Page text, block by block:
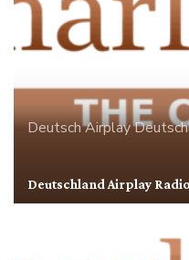
Deutsch Airplay
Deutschland Airplay